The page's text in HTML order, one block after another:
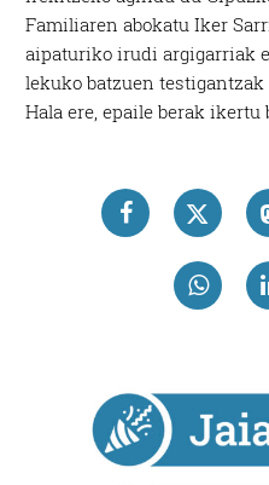
Familiaren abokatu Iker
aipaturiko irudi argigarriak
lekuko batzuen
Hala ere, epaile berak ikertu